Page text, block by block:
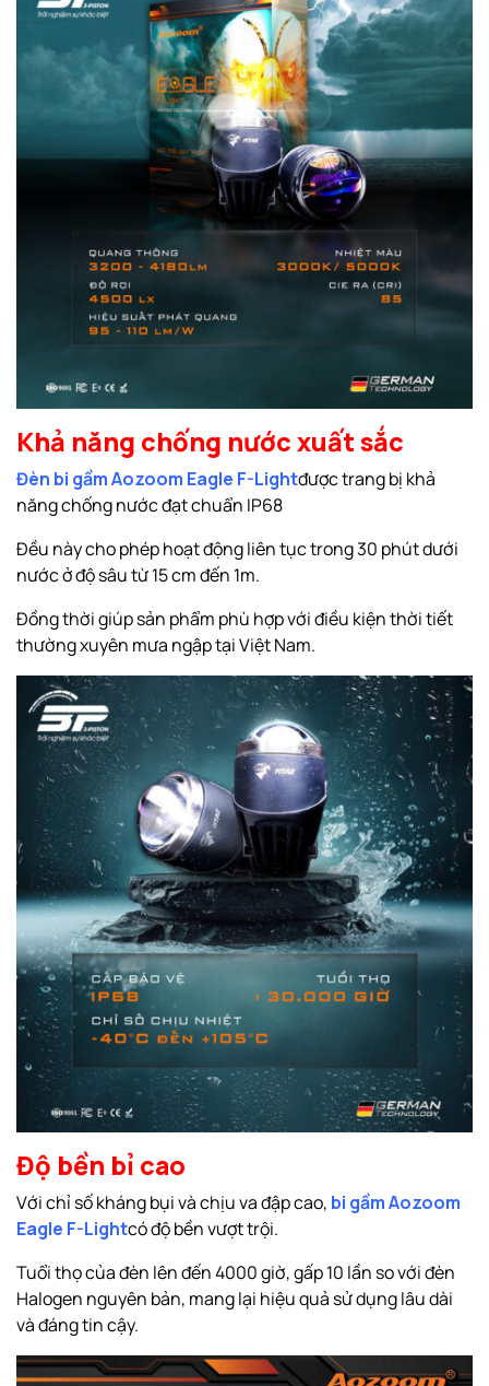
Khả năng chống nước xuất sắc
Đèn bi gầm Aozoom Eagle F-Lightđược trang bị khả
năng chống nước đạt chuẩn IP68
Đều này cho phép hoạt động liên tục trong 30 phút dưới
nước ở độ sâu từ 15 cm đến 1m.
Đồng thời giúp sản phẩm phù hợp với điều kiện thời tiết
thường xuyên mưa ngập tại Việt Nam.
Độ bền bỉ cao
Với chỉ số kháng bụi và chịu va đập cao, bi gầm Aozoom
Eagle F-Lightcó độ bền vượt trội.
Tuổi thọ của đèn lên đến 4000 giờ, gấp 10 lần so với đèn
Halogen nguyên bản, mang lại hiệu quả sử dụng lâu dài
và đáng tin cậy.